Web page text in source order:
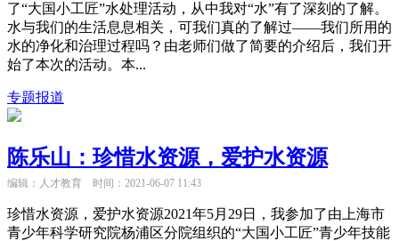
了“大国小工匠”水处理活动，从中我对“水”有了深刻的了解。
水与我们的生活息息相关，可我们真的了解过——我们所用的
水的净化和治理过程吗？由老师们做了简要的介绍后，我们开
始了本次的活动。本...
专题报道
陈乐山：珍惜水资源，爱护水资源
编辑：人才教育 时间：2021-06-07 11:43
珍惜水资源，爱护水资源2021年5月29日，我参加了由上海市
青少年科学研究院杨浦区分院组织的“大国小工匠”青少年技能